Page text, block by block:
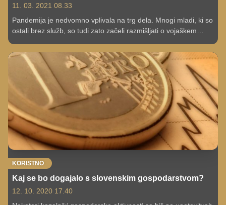
11. 03. 2021 08.33
Pandemija je nedvomno vplivala na trg dela. Mnogi mladi, ki so
ostali brez služb, so tudi zato začeli razmišljati o vojaškem
opravljanje vojaške službe pa od lanskega leta narašča tudi pri
nas.
KORISTNO
Kaj se bo dogajalo s slovenskim gospodarstvom?
12. 10. 2020 17.40